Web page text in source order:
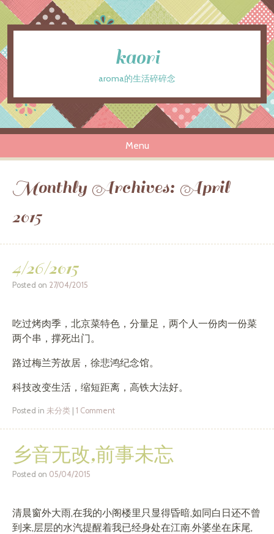
kaori
aroma的生活碎碎念
Menu
Skip to content
Monthly Archives: April
2015
4/26/2015
Posted on 27/04/2015
吃过烤肉季，北京菜特色，分量足，两个人一份肉一份菜
两个串，撑死出门。
路过梅兰芳故居，徐悲鸿纪念馆。
科技改变生活，缩短距离，高铁大法好。
Posted in 未分类 1 Comment
乡音无改,前事未忘
Posted on 05/04/2015
清晨窗外大雨,在我的小阁楼里只显得昏暗,如同白日还不曾
到来,层层的水汽提醒着我已经身处在江南.外婆坐在床尾,